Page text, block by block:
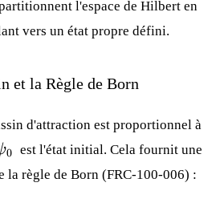
l'espace de Hilbert en
vers un état propre défini.
et la Règle de Born
d'attraction est proportionnel à
0
est l'état initial. Cela fournit une
la règle de Born (FRC-100-006) :